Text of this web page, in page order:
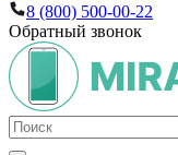
8 (800) 500-00-22
Обратный звонок